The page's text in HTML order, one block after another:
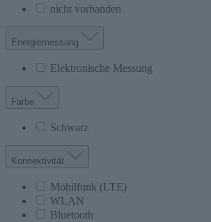
nicht vorhanden
Energiemessung
Elektronische Messung
Farbe
Schwarz
Konnektivität
Mobilfunk (LTE)
WLAN
Bluetooth